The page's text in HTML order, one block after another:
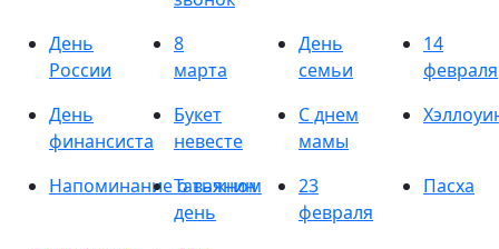
День
России
8
марта
День
семьи
14
февраля
День
финансиста
Букет
невесте
С днем
мамы
Напоминание о важном
Татьянин
день
23
февраля
Пасха